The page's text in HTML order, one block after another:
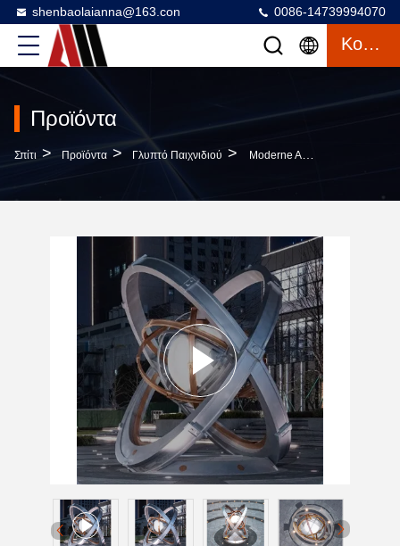
shenbaolaianna@163.con 0086-14739994070
Κουβέντα
Προϊόντα
Σπίτι > Προϊόντα > Γλυπτό Παιχνιδιού > Moderne Abstrakte Kunst Mit Licht Für Luxushotel, Firmeneingangsbereich Und Designer-Raum